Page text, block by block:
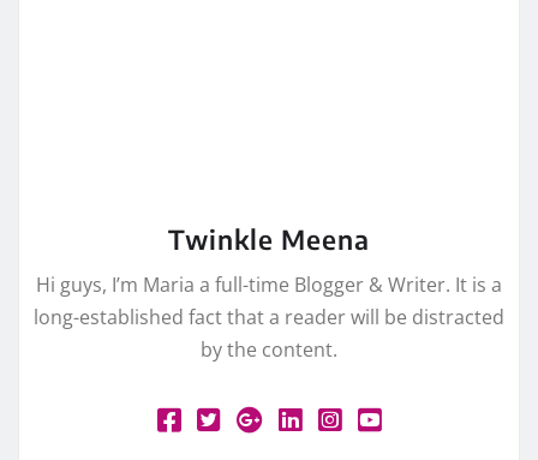
Twinkle Meena
Hi guys, I’m Maria a full-time Blogger & Writer. It is a
long-established fact that a reader will be distracted
by the content.